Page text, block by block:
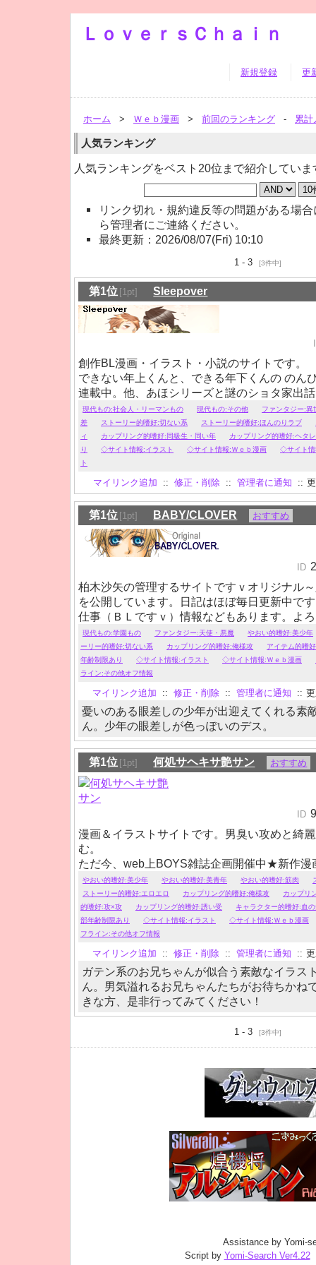
ＬｏｖｅｒｓＣｈａｉｎ
新規登録 更
ホーム > Ｗｅｂ漫画 > 前回のランキング - 累計
人気ランキング
人気ランキングをベスト20位まで紹介していま
リンク切れ・規約違反等の問題がある場合
ら管理者にご連絡ください。
最終更新：2026/08/07(Fri) 10:10
1 - 3 [3件中]
第1位 [1pt] Sleepover
創作BL漫画・イラスト・小説のサイトです。
できない年上くんと、できる年下くんの のん
連載中。他、あほシリーズと謎のショタ家出
なかったりでR18表現有。
現代もの:社会人・リーマンもの 現代もの:その他
ファンタジー:異
差
ストーリー的嗜好:切ない系 ストーリー的嗜好:ほんのりラブ
ィ
カップリング的嗜好:同級生・同い年
カップリング的嗜好:ヘタ
り
◇サイト情報:イラスト ◇サイト情報:Ｗｅｂ漫画
◇サイト情
ト
マイリンク追加 :: 修正・削除 :: 管理者に通知 ::
第1位 [1pt] BABY/CLOVER おすすめ
ID
柏木沙矢の管理するサイトですｖオリジナル
を公開しています。日記はほぼ毎日更新中で
仕事（ＢＬですｖ）情報などもあります。よ
ださいね♪同人誌はBLオリジナルで中心で活
現代もの:学園もの ファンタジー:天使・悪魔
やおい的嗜好:美少年
ーリー的嗜好:切ない系
カップリング的嗜好:俺様攻
アイテム的嗜
年齢制限あり
◇サイト情報:イラスト ◇サイト情報:Ｗｅｂ漫画
ライン:その他オフ情報
マイリンク追加 :: 修正・削除 :: 管理者に通知 ::
憂いのある眼差しの少年が出迎えてくれる素
ん。少年の眼差しが色っぽいのデス。
第1位 [1pt] 何処サヘキサ艶サン おすすめ
ID
漫画＆イラストサイトです。男臭い攻めと綺
む。
ただ今、web上BOYS雑誌企画開催中★新作漫
UP！！
やおい的嗜好:美少年 やおい的嗜好:美青年 やおい的嗜好:筋肉
ストーリー的嗜好:エロエロ
カップリング的嗜好:俺様攻
カップリ
的嗜好:攻×攻
カップリング的嗜好:誘い受
キャラクター的嗜好:血
部年齢制限あり
◇サイト情報:イラスト
◇サイト情報:Ｗｅｂ漫画
フライン:その他オフ情報
マイリンク追加 :: 修正・削除 :: 管理者に通知 ::
ガテン系のお兄ちゃんが似合う素敵なイラス
ん。男気溢れるお兄ちゃんたちがお待ちかね
きな方、是非行ってみてください！
1 - 3 [3件中]
Assistance by Yomi-
Script by Yomi-Search Ver4.22